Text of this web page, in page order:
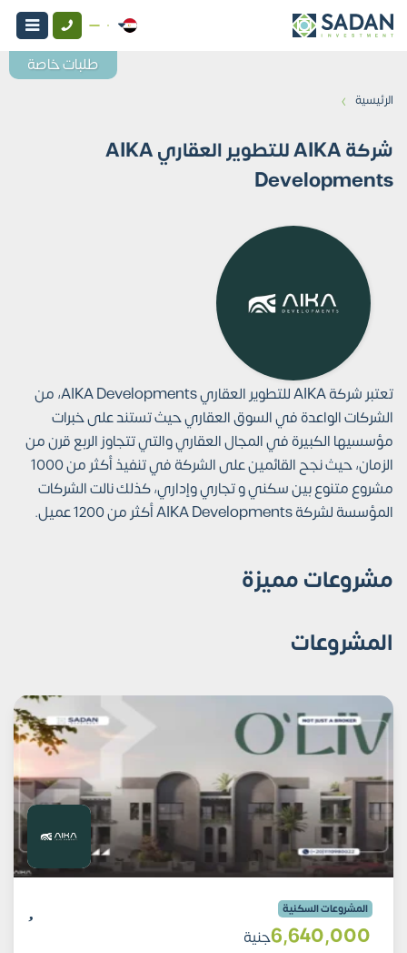
الرئيسية ›
شركة AIKA للتطوير العقاري AIKA
Developments
تعتبر شركة AIKA للتطوير العقاري AIKA Developments، من
الشركات الواعدة في السوق العقاري حيث تستند على خبرات
مؤسسيها الكبيرة في المجال العقاري والتي تتجاوز الربع قرن من
الزمان، حيث نجح القائمين على الشركة في تنفيذ أكثر من 1000
مشروع متنوع بين سكني و تجاري وإداري، كذلك نالت الشركات
المؤسسة لشركة AIKA Developments أكثر من 1200 عميل.
مشروعات مميزة
المشروعات
المشروعات السكنية
6٬640٬000جنية
طلبات خاصة